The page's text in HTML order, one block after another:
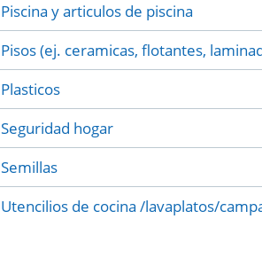
Piscina y articulos de piscina
Pisos (ej. ceramicas, flotantes,
Plasticos
Seguridad hogar
Semillas
Utencilios de cocina /lavaplatos/